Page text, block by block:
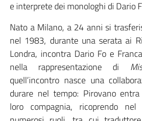
e interprete dei monologhi di Dario
Nato a Milano, a 24 anni si
nel 1983, durante una serata ai
Londra, incontra Dario Fo e
nella rappresentazione di
quell’incontro nasce una
durare nel tempo: Pirovano
loro compagnia, ricoprendo